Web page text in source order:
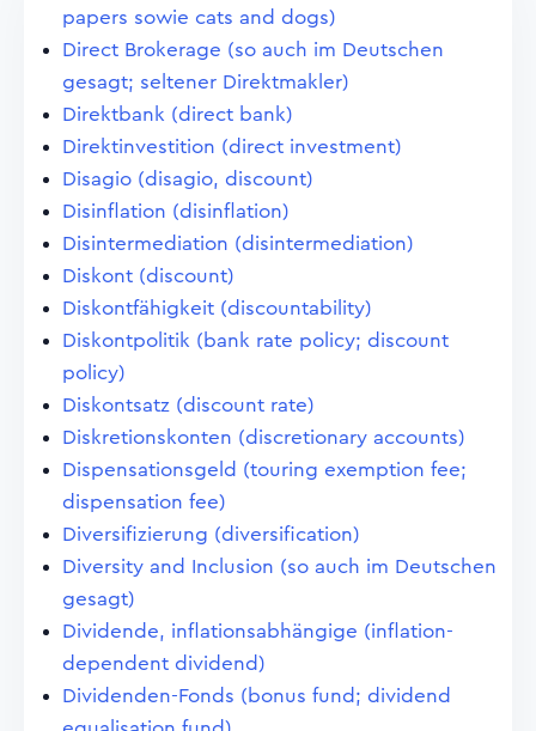
papers sowie cats and dogs)
Direct Brokerage (so auch im Deutschen
gesagt; seltener Direktmakler)
Direktbank (direct bank)
Direktinvestition (direct investment)
Disagio (disagio, discount)
Disinflation (disinflation)
Disintermediation (disintermediation)
Diskont (discount)
Diskontfähigkeit (discountability)
Diskontpolitik (bank rate policy; discount
policy)
Diskontsatz (discount rate)
Diskretionskonten (discretionary accounts)
Dispensationsgeld (touring exemption fee;
dispensation fee)
Diversifizierung (diversification)
Diversity and Inclusion (so auch im Deutschen
gesagt)
Dividende, inflationsabhängige (inflation-
dependent dividend)
Dividenden-Fonds (bonus fund; dividend